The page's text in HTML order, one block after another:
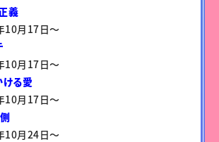
義
10月17日〜
10月17日〜
ける愛
10月17日〜
10月24日〜